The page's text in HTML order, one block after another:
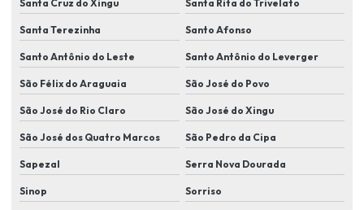
Itens de segurança eletrônica
Kit de câmera de segurança em lucas do rio verde
Kit câmera de segurança residencial
Manutenção de câmera de segurança em lucas do rio verde
Monitoramento eletrônico
Monitoramento eletrônico de alarme
Monitoramento eletrônico em lucas do rio verde
Santa Cruz do Xingu Santa Rita do Trivelato
Santa Terezinha Santo Afonso
Santo Antônio do Leste Santo Antônio do Leverger
São Félix do Araguaia São José do Povo
São José do Rio Claro São José do Xingu
São José dos Quatro Marcos São Pedro da Cipa
Sapezal Serra Nova Dourada
Sinop Sorriso